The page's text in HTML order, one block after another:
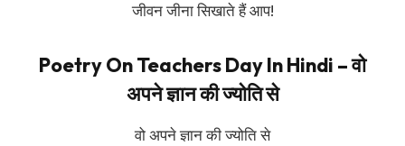
जीवन जीना सिखाते हैं आप!
Poetry On Teachers Day In Hindi – वो
अपने ज्ञान की ज्योति से
वो अपने ज्ञान की ज्योति से